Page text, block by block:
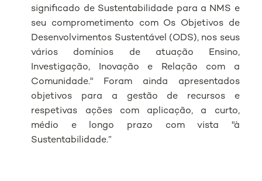
significado de Sustentabilidade para a NMS e
seu comprometimento com Os Objetivos de
Desenvolvimentos Sustentável (ODS), nos seus
vários domínios de atuação Ensino,
Investigação, Inovação e Relação com a
Comunidade." Foram ainda apresentados
objetivos para a gestão de recursos e
respetivas ações com aplicação, a curto,
médio e longo prazo com vista "à
Sustentabilidade.”